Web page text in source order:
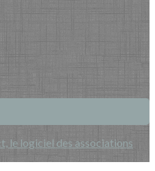
le logiciel des associations